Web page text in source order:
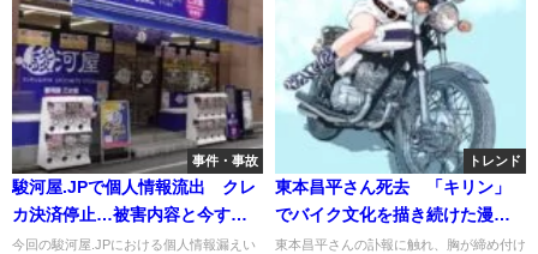
事件・事故
駿河屋.JPで個人情報流出 クレ
カ決済停止…被害内容と今すぐ
確認すべきこと
今回の駿河屋.JPにおける個人情報漏えい
トレンド
東本昌平さん死去 「キリン」
でバイク文化を描き続けた漫画
界の孤高の存在
東本昌平さんの訃報に触れ、胸が締め付け